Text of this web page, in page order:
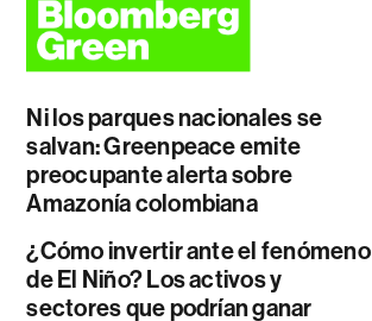
Ni los parques nacionales se
salvan: Greenpeace emite
preocupante alerta sobre
Amazonía colombiana
¿Cómo invertir ante el fenómeno
de El Niño? Los activos y
sectores que podrían ganar